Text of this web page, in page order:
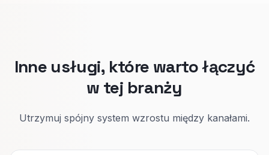
Inne usługi, które warto łączyć
w tej branży
Utrzymuj spójny system wzrostu między kanałami.